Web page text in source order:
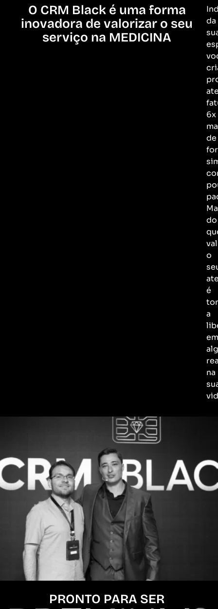
O CRM Black é uma forma
inovadora de valorizar o seu
serviço na MEDICINA
da
6x
de
do
o
é
a
em
na
PRONTO PARA SER